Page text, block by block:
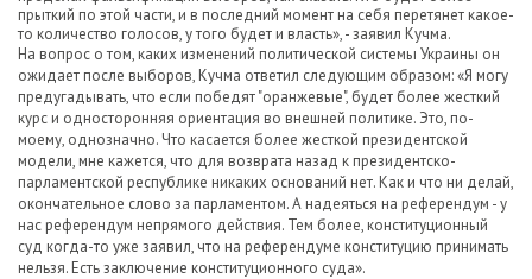
прыткий по этой части, и в последний момент на себя перетянет какое-
то количество голосов, у того будет и власть», - заявил Кучма.
На вопрос о том, каких изменений политической системы Украины он
ожидает после выборов, Кучма ответил следующим образом: «Я могу
предугадывать, что если победят "оранжевые", будет более жесткий
курс и односторонняя ориентация во внешней политике. Это, по-
моему, однозначно. Что касается более жесткой президентской
модели, мне кажется, что для возврата назад к президентско-
парламентской республике никаких оснований нет. Как и что ни делай,
окончательное слово за парламентом. А надеяться на референдум - у
нас референдум непрямого действия. Тем более, конституционный
суд когда-то уже заявил, что на референдуме конституцию принимать
нельзя. Есть заключение конституционного суда».